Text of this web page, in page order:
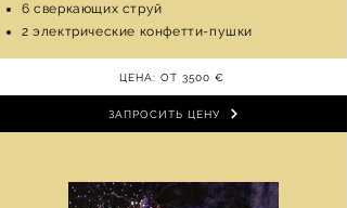
6 сверкающих струй
2 электрические конфетти-пушки
ЦЕНА: ОТ 3500 €
ЗАПРОСИТЬ ЦЕНУ